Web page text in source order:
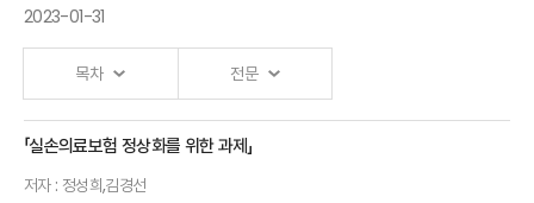
반려동물보험
활성화를
위한 과제
김경선
과제
이현균
한국법학원
축사
정희수
Spatial Features
of Cyber Risk
Interdependency
2023-01-31
목차 전문
이해관계자
「실손의료보험 정상화를 위한 과제」
저자 : 정성희,김경선